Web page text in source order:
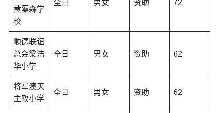
黄藻森学
校
全日 男女 资助 72
顺德联谊
总会梁洁
华小学
全日 男女 资助 62
将军澳天
主教小学
全日 男女 资助 62